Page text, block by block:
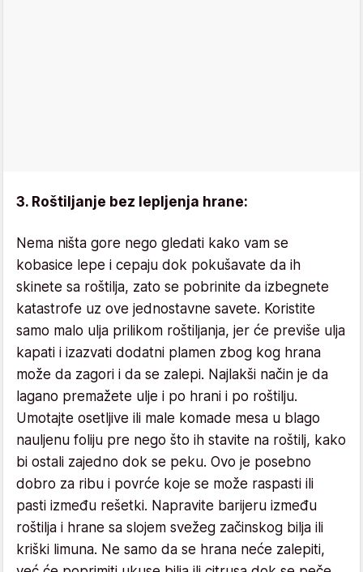
3. Roštiljanje bez lepljenja hrane:
Nema ništa gore nego gledati kako vam se
kobasice lepe i cepaju dok pokušavate da ih
skinete sa roštilja, zato se pobrinite da izbegnete
katastrofe uz ove jednostavne savete. Koristite
samo malo ulja prilikom roštiljanja, jer će previše ulja
kapati i izazvati dodatni plamen zbog kog hrana
može da zagori i da se zalepi. Najlakši način je da
lagano premažete ulje i po hrani i po roštilju.
Umotajte osetljive ili male komade mesa u blago
nauljenu foliju pre nego što ih stavite na roštilj, kako
bi ostali zajedno dok se peku. Ovo je posebno
dobro za ribu i povrće koje se može raspasti ili
pasti između rešetki. Napravite barijeru između
roštilja i hrane sa slojem svežeg začinskog bilja ili
kriški limuna. Ne samo da se hrana neće zalepiti,